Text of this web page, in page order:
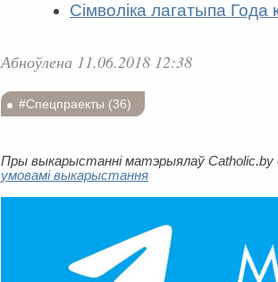
Сімволіка лагатыпа
Абноўлена 11.06.2018 12:38
#Спецпраекты (36)
Пры выкарыстанні матэрыялаў Catholic.by
умовамі выкарыстання